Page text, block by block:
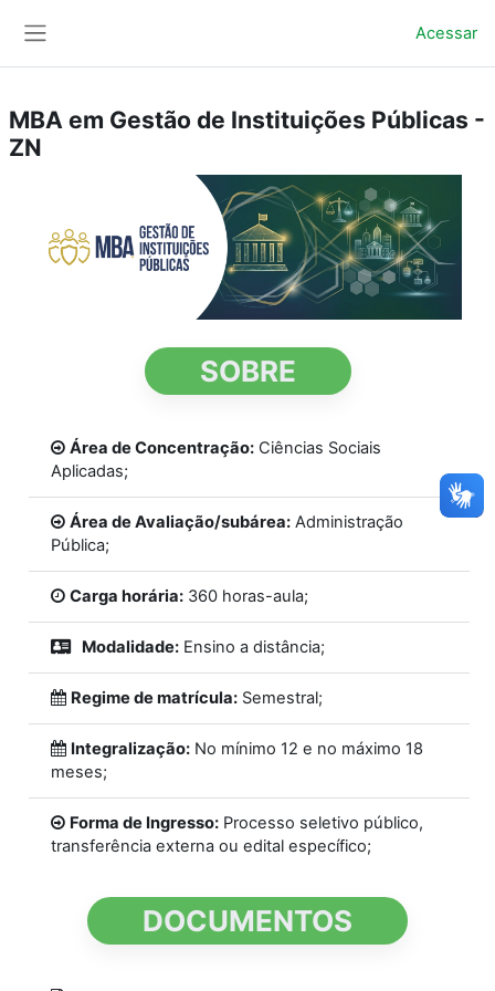
Acessar
MBA em Gestão de Instituições Públicas -
ZN
SOBRE
Área de Concentração: Ciências Sociais
Aplicadas;
Área de Avaliação/subárea: Administração
Pública;
Carga horária: 360 horas-aula;
Modalidade: Ensino a distância;
Regime de matrícula: Semestral;
Integralização: No mínimo 12 e no máximo 18
meses;
Forma de Ingresso: Processo seletivo público,
transferência externa ou edital específico;
DOCUMENTOS